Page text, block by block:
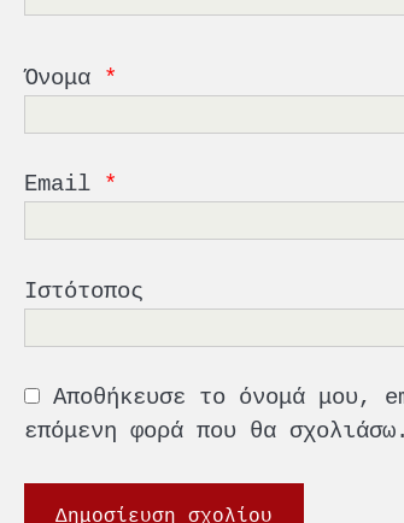
Όνομα *
Email *
Ιστότοπος
Αποθήκευσε το όνομά μου,
επόμενη φορά που θα σχολιάσω.